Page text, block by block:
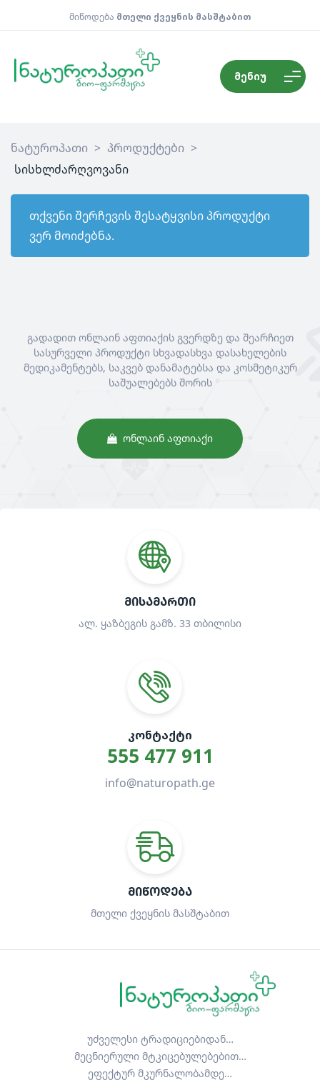
მიწოდება მთელი ქვეყნის მასშტაბით
მენიუ
ნატუროპათი > პროდუქტები >
სისხლძარღვოვანი
თქვენი შერჩევის შესატყვისი პროდუქტი
ვერ მოიძებნა.
გადადით ონლაინ აფთიაქის გვერდზე და შეარჩიეთ
სასურველი პროდუქტი სხვადასხვა დასახელების
მედიკამენტებს, საკვებ დანამატებსა და კოსმეტიკურ
საშუალებებს შორის
ᲝᲜᲚᲐᲘᲜ ᲐᲤᲗᲘᲐᲥᲘ
ᲛᲘᲡᲐᲛᲐᲠᲗᲘ
ალ. ყაზბეგის გამზ. 33 თბილისი
ᲙᲝᲜᲢᲐᲥᲢᲘ
555 477 911
info@naturopath.ge
ᲛᲘᲬᲝᲓᲔᲑᲐ
მთელი ქვეყნის მასშტაბით
უძველესი ტრადიციებიდან…
მეცნიერული მტკიცებულებებით…
ეფექტურ მკურნალობამდე…